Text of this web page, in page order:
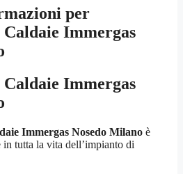
per
Immergas
Immergas
Immergas Nosedo Milano è
tutta la vita dell’impianto di